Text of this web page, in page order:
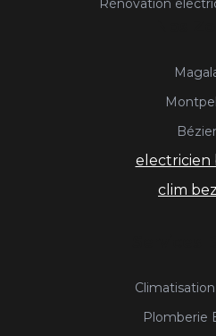
Rénovation
electricien
clim
Plomberie